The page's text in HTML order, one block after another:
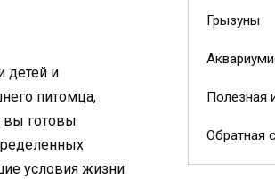
детей и
питомца,
вы готовы
условия жизни
Грызуны
Полезная
Обратная